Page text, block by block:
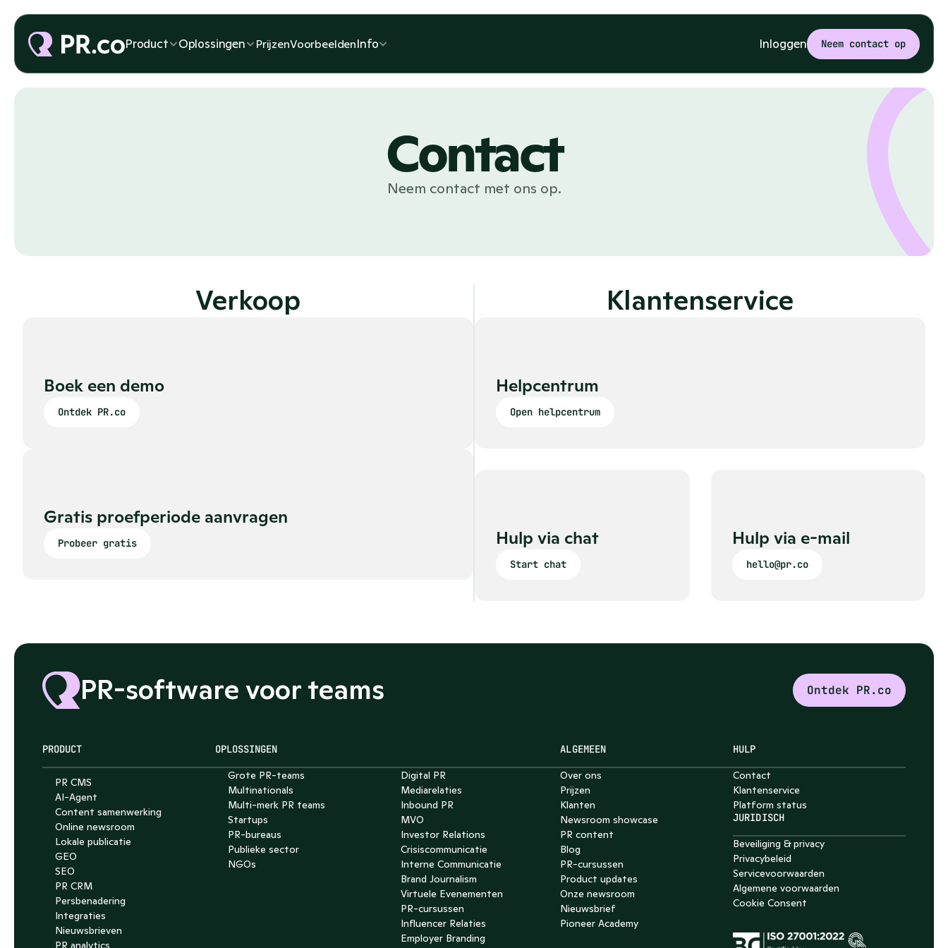
Product Oplossingen PrijzenVoorbeeldenInfo Inloggen Neem contact op
Contact
Neem contact met ons op.
Verkoop
Boek een demo
Ontdek PR.co
Gratis proefperiode aanvragen
Probeer gratis
Klantenservice
Helpcentrum
Open helpcentrum
Hulp via chat
Start chat
Hulp via e-mail
hello@pr.co
PR-software voor teams Ontdek PR.co
PRODUCT
PR CMS
AI-Agent
Content samenwerking
Online newsroom
Lokale publicatie
GEO
SEO
PR CRM
Persbenadering
Integraties
Nieuwsbrieven
PR analytics
OPLOSSINGEN
Grote PR-teams
Multinationals
Multi-merk PR teams
Startups
PR-bureaus
Publieke sector
NGOs
Digital PR
Mediarelaties
Inbound PR
MVO
Investor Relations
Crisiscommunicatie
Interne Communicatie
Brand Journalism
Virtuele Evenementen
PR-cursussen
Influencer Relaties
Employer Branding
ALGEMEEN
Over ons
Prijzen
Klanten
Newsroom showcase
PR content
Blog
PR-cursussen
Product updates
Onze newsroom
Nieuwsbrief
Pioneer Academy
HULP
Contact
Klantenservice
Platform status
JURIDISCH
Beveiliging & privacy
Privacybeleid
Servicevoorwaarden
Algemene voorwaarden
Cookie Consent